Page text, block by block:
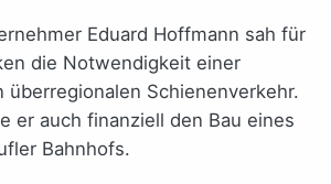
Eduard Hoffmann sah für
die Notwendigkeit einer
überregionalen Schienenverkehr.
er auch finanziell den Bau eines
Bahnhofs.